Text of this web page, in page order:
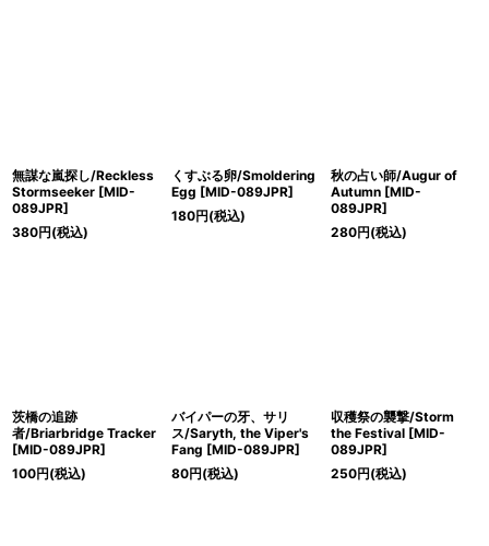
無謀な嵐探し/Reckless
Stormseeker [MID-
089JPR]
380円(税込)
くすぶる卵/Smoldering
Egg [MID-089JPR]
180円(税込)
秋の占い師/Augur of
Autumn [MID-
089JPR]
280円(税込)
茨橋の追跡
者/Briarbridge Tracker
[MID-089JPR]
100円(税込)
バイパーの牙、サリ
ス/Saryth, the Viper's
Fang [MID-089JPR]
80円(税込)
収穫祭の襲撃/Storm
the Festival [MID-
089JPR]
250円(税込)